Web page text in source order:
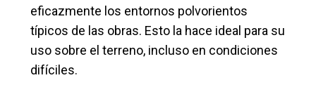
eficazmente los entornos polvorientos
típicos de las obras. Esto la hace ideal para su
uso sobre el terreno, incluso en condiciones
difíciles.